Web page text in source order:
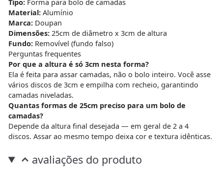
Material:Alumínio
Marca:Doupan
Dimensões:25cm de diâmetro x 3cm de altura
Fundo:Removível (fundo falso)
Perguntas frequentes
Por que a altura é só 3cm nesta forma?
Ela é feita para assar camadas, não o bolo inteiro. Você asse
vários discos de 3cm e empilha com recheio, garantindo
camadas niveladas.
Quantas formas de 25cm preciso para um bolo de
camadas?
Depende da altura final desejada — em geral de 2 a 4
discos. Assar ao mesmo tempo deixa cor e textura idênticas.
avaliações do produto